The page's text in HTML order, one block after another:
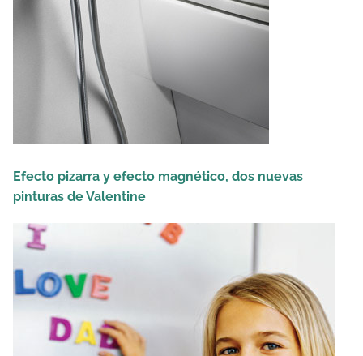
Efecto pizarra y efecto magnético, dos nuevas
pinturas de Valentine